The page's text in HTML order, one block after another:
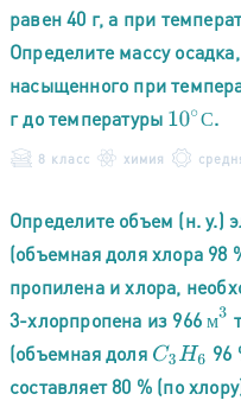
равен 40 г, а при
Определите массу
насыщенного при
г до температуры
С
10∘С.
8 класс химия
Определите объем (н. у.)
(объемная доля хлора 98
пропилена и хлора,
3-хлорпропена из 966м
м3
(объемная доля C3H6
96
составляет 80 % (по